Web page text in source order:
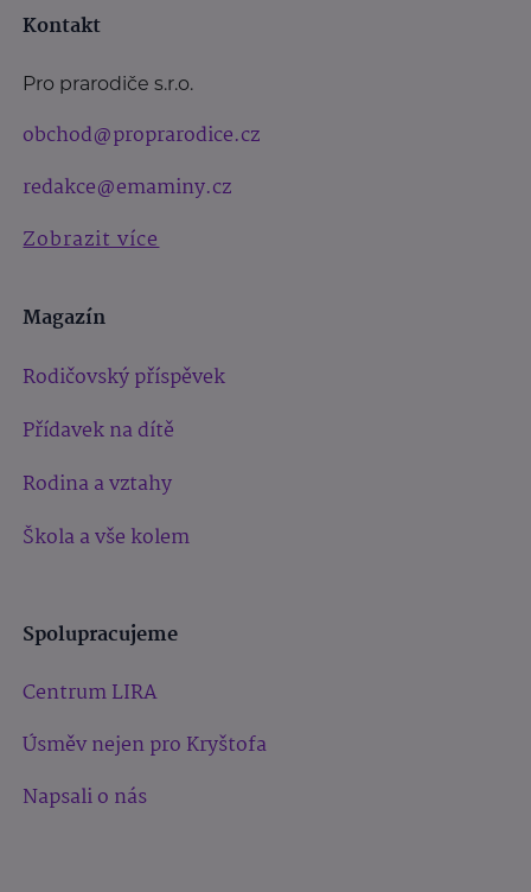
Kontakt
Pro prarodiče s.r.o.
obchod@proprarodice.cz
redakce@emaminy.cz
Zobrazit více
Magazín
Rodičovský příspěvek
Přídavek na dítě
Rodina a vztahy
Škola a vše kolem
Spolupracujeme
Centrum LIRA
Úsměv nejen pro Kryštofa
Napsali o nás